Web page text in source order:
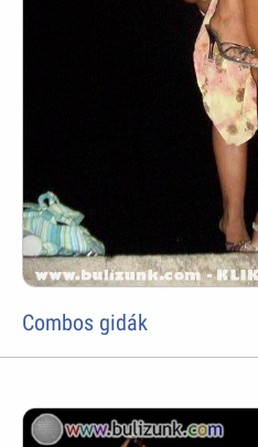
Combos gidák